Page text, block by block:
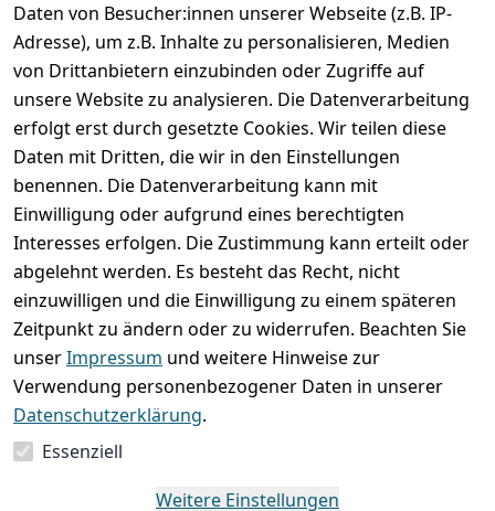
Daten von Besucher:innen unserer Webseite (z.B. IP-
Adresse), um z.B. Inhalte zu personalisieren, Medien
von Drittanbietern einzubinden oder Zugriffe auf
unsere Website zu analysieren. Die Datenverarbeitung
erfolgt erst durch gesetzte Cookies. Wir teilen diese
Daten mit Dritten, die wir in den Einstellungen
benennen. Die Datenverarbeitung kann mit
Einwilligung oder aufgrund eines berechtigten
Interesses erfolgen. Die Zustimmung kann erteilt oder
abgelehnt werden. Es besteht das Recht, nicht
einzuwilligen und die Einwilligung zu einem späteren
Zeitpunkt zu ändern oder zu widerrufen. Beachten Sie
unserImpressum und weitere Hinweise zur
Verwendung personenbezogener Daten in unserer
Datenschutzerklärung.
Essenziell
Weitere Einstellungen
Rechtliches
Impressum
Datenschutze
rklärung
Batterieentsor
gung
Widerrufsrec
Services
Kontakt
Registrieren
Zahlung und
Versand
Umtausch /
Reklamation
Wir
versenden
mit
Folgt uns
gern auf
Zahle
bequem per